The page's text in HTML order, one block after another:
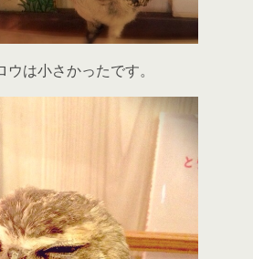
は小さかったです。